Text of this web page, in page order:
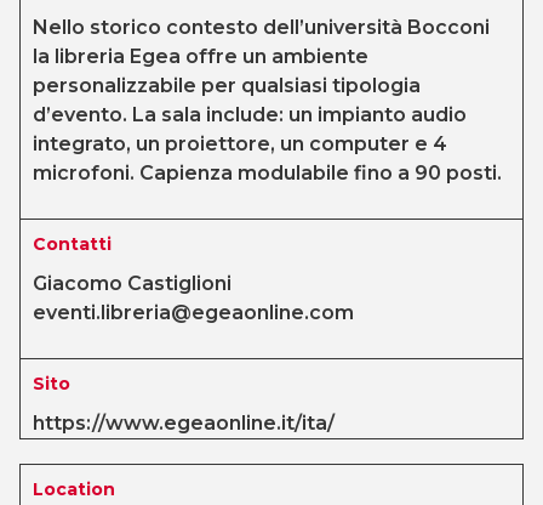
Nello storico contesto dell’università Bocconi
la libreria Egea offre un ambiente
personalizzabile per qualsiasi tipologia
d’evento. La sala include: un impianto audio
integrato, un proiettore, un computer e 4
microfoni. Capienza modulabile fino a 90 posti.
Contatti
Giacomo Castiglioni
eventi.libreria@egeaonline.com
Sito
https://www.egeaonline.it/ita/
Location